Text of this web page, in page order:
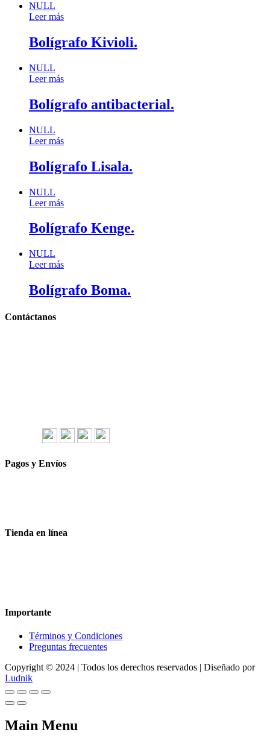
NULL
Leer más
Bolígrafo Kivioli.
NULL
Leer más
Bolígrafo antibacterial.
NULL
Leer más
Bolígrafo Lisala.
NULL
Leer más
Bolígrafo Kenge.
NULL
Leer más
Bolígrafo Boma.
Contáctanos
Pagos y Envíos
Tienda en línea
Importante
Términos y Condiciones
Preguntas frecuentes
Copyright © 2024 | Todos los derechos reservados | Diseñado por
Ludnik
Main Menu